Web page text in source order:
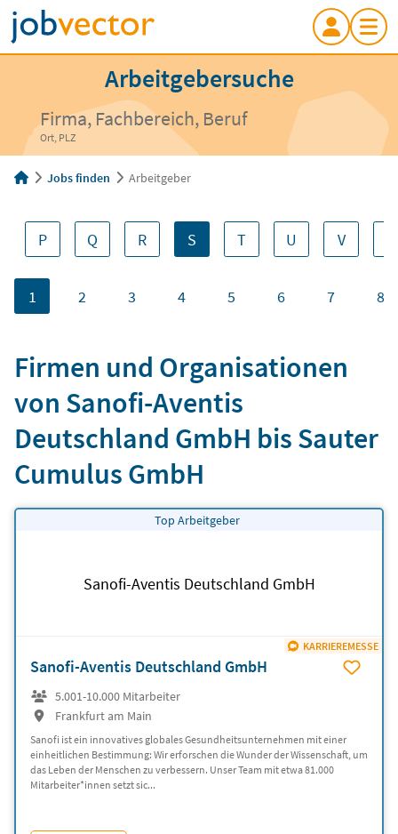
Arbeitgebersuche
Firma, Fachbereich, Beruf
Ort, PLZ
Jobs finden Arbeitgeber
P Q R S T U V
1 2 3 4 5 6 7 8
Firmen und Organisationen
von Sanofi-Aventis
Deutschland GmbH bis Sauter
Cumulus GmbH
Top Arbeitgeber
Sanofi-Aventis Deutschland GmbH
KARRIEREMESSE
Sanofi-Aventis Deutschland GmbH
5.001-10.000 Mitarbeiter
Frankfurt am Main
Sanofi ist ein innovatives globales Gesundheitsunternehmen mit einer
einheitlichen Bestimmung: Wir erforschen die Wunder der Wissenschaft, um
das Leben der Menschen zu verbessern. Unser Team mit etwa 81.000
Mitarbeiter*innen setzt sic...